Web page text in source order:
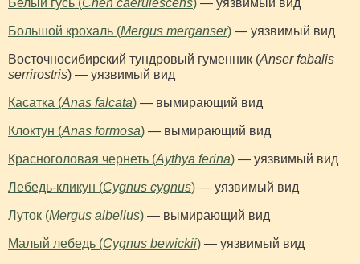
Белый гусь (Chen caerulescens) — уязвимый вид
Большой крохаль (Mergus merganser) — уязвимый вид
Восточносибирский тундровый гуменник (Anser fabalis
serrirostris) — уязвимый вид
Касатка (Anas falcata) — вымирающий вид
Клоктун (Anas formosa) — вымирающий вид
Красноголовая чернеть (Aythya ferina) — уязвимый вид
Лебедь-кликун (Cygnus cygnus) — уязвимый вид
Луток (Mergus albellus) — вымирающий вид
Малый лебедь (Cygnus bewickii) — уязвимый вид